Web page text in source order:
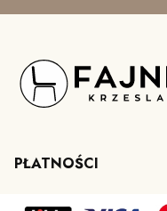
PŁATNOŚCI